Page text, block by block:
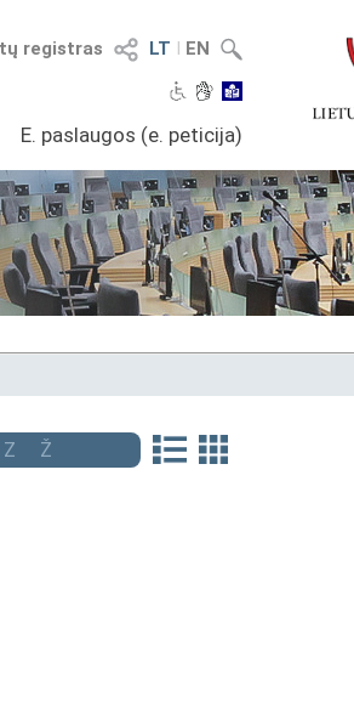
LT I EN
registras
E. paslaugos (e. peticija)
Z Ž